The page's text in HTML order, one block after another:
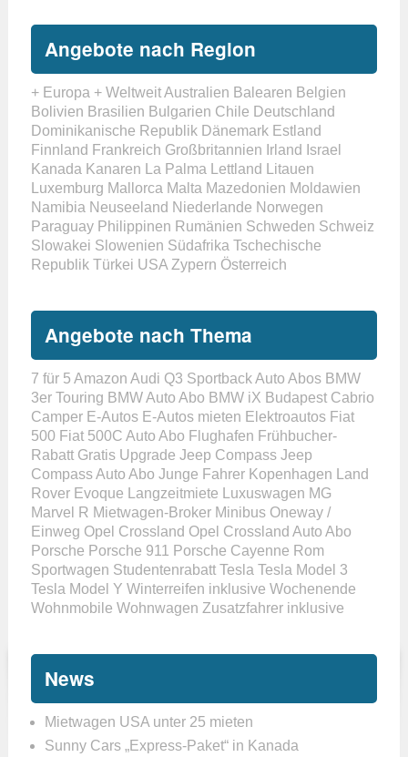
Angebote nach Region
+ Europa + WeltweitAustralien Balearen Belgien
Bolivien Brasilien Bulgarien Chile Deutschland
Dominikanische Republik Dänemark Estland
Finnland Frankreich Großbritannien Irland
Israel
Kanada Kanaren La Palma Lettland
Litauen
Luxemburg Mallorca Malta Mazedonien Moldawien
Namibia Neuseeland Niederlande Norwegen
Paraguay Philippinen Rumänien Schweden Schweiz
Slowakei Slowenien Südafrika Tschechische
Republik Türkei USA Zypern Österreich
Angebote nach Thema
7 für 5 Amazon Audi Q3 SportbackAuto Abos BMW
3er Touring BMW Auto Abo BMW iX Budapest Cabrio
Camper E-Autos E-Autos mieten Elektroautos Fiat
500 Fiat 500C Auto Abo Flughafen Frühbucher-
Rabatt Gratis Upgrade Jeep Compass Jeep
Compass Auto Abo Junge Fahrer Kopenhagen
Land
Rover Evoque
Langzeitmiete Luxuswagen MG
Marvel R Mietwagen-Broker Minibus Oneway /
Einweg Opel Crossland Opel Crossland Auto Abo
Porsche Porsche 911 Porsche Cayenne Rom
Sportwagen Studentenrabatt Tesla Tesla Model 3
Tesla Model Y Winterreifen inklusive Wochenende
Wohnmobile Wohnwagen Zusatzfahrer inklusive
News
Mietwagen USA unter 25 mieten
Sunny Cars „Express-Paket“ in Kanada